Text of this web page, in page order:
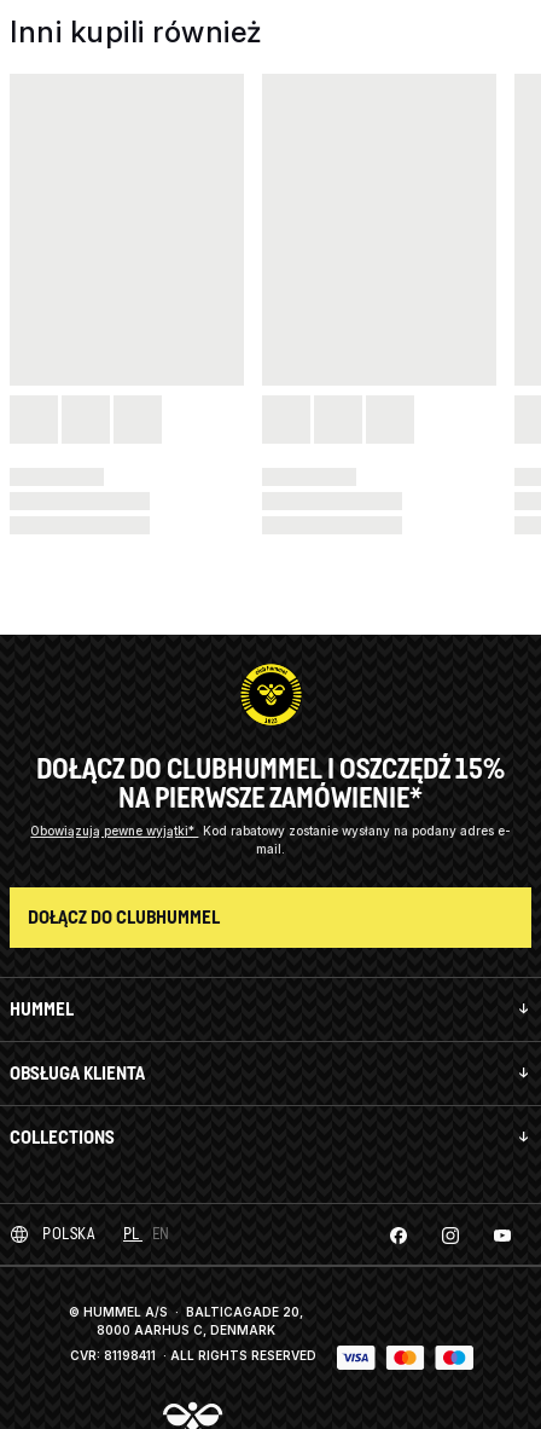
Inni kupili również
HUMMEL
OBSŁUGA KLIENTA
COLLECTIONS
DOŁĄCZ DO CLUBHUMMEL I OSZCZĘDŹ 15%
NA PIERWSZE ZAMÓWIENIE*
Obowiązują pewne wyjątki*
Kod rabatowy zostanie wysłany na podany adres e-
mail.
DOŁĄCZ DO CLUBHUMMEL
POLSKA PL EN
© HUMMEL A/S · BALTICAGADE 20,
8000 AARHUS C, DENMARK
CVR: 81198411 · ALL RIGHTS RESERVED